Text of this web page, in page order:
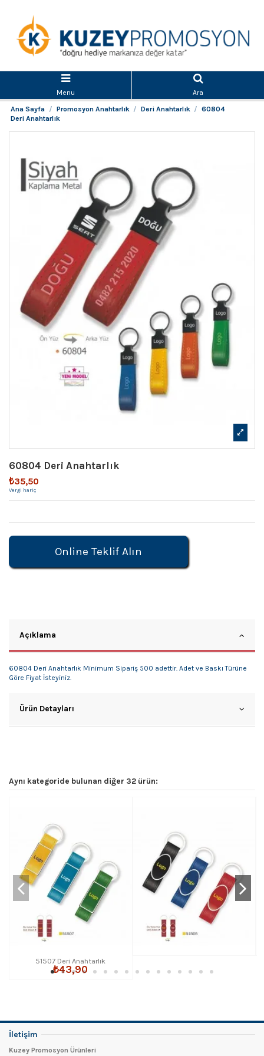
Menu
Ara
Ana Sayfa
Promosyon Anahtarlık Deri Anahtarlık
60804
Deri Anahtarlık
60804 Deri Anahtarlık
₺35,50
Vergi hariç
Online Teklif Alın
Açıklama
60804 Deri Anahtarlık Minimum Sipariş 500 adettir. Adet ve Baskı Türüne
Göre Fiyat İsteyiniz.
Ürün Detayları
Aynı kategoride bulunan diğer 32 ürün:
51507 Deri Anahtarlık
₺43,90
İletişim
Kuzey Promosyon Ürünleri